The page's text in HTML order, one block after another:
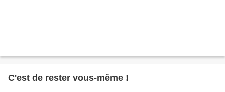
C'est de rester vous-même !